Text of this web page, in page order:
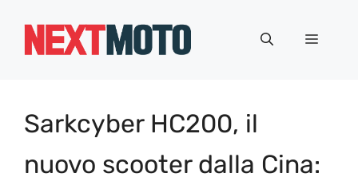
Menu
Sarkcyber HC200, il
nuovo scooter dalla Cina: